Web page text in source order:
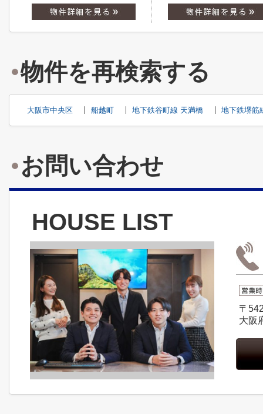
物件を再検索する
大阪市中央区 船越町 地下鉄谷町線 天満橋 地下鉄堺筋
お問い合わせ
HOUSE LIST
〒
大阪